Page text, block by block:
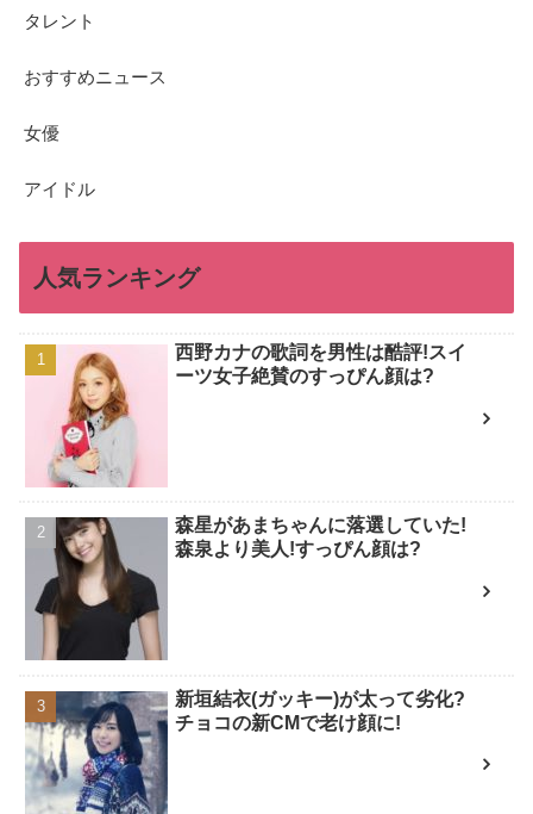
タレント
おすすめニュース
女優
アイドル
人気ランキング
西野カナの歌詞を男性は酷評!スイ
ーツ女子絶賛のすっぴん顔は?
森星があまちゃんに落選していた!
森泉より美人!すっぴん顔は?
新垣結衣(ガッキー)が太って劣化?
チョコの新CMで老け顔に!